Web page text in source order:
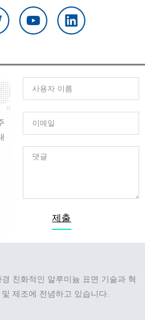
튜
브
크
드
인
제출
친화적인 알루미늄 표면 기술과 혁
제조에 전념하고 있습니다.